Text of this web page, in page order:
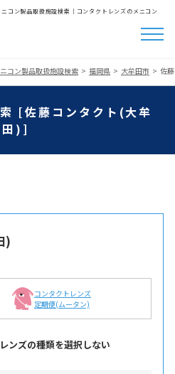
コン製品取扱施設検索│コンタクトレンズのメニコン
コン製品取扱施設検索 福岡県 大牟田市 佐
[佐藤コンタクト(大牟
田)]
)
コンタクトレンズ
定期便(ムータン)
ンズの種類を選択しない